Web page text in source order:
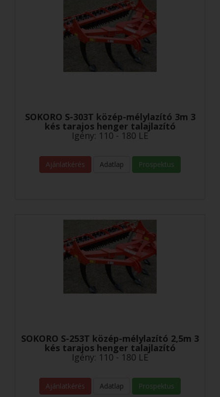
SOKORO S-303T közép-mélylazító 3m 3
kés tarajos henger talajlazító
Igény: 110 - 180 LE
Ajánlatkérés Adatlap Prospektus
SOKORO S-253T közép-mélylazító 2,5m 3
kés tarajos henger talajlazító
Igény: 110 - 180 LE
Ajánlatkérés Adatlap Prospektus